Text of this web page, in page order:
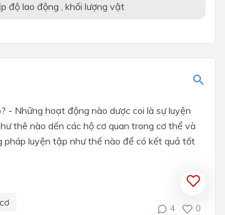
độ lao động , khối lượng vật
- Những hoạt động nào dược coi là sự luyện
thê nào dến các hộ cơ quan trong cơ thể và
pháp luyện tập như thế nào để có kết quả tốt
4 0